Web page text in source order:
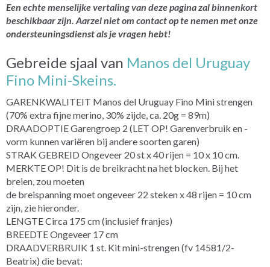
Een echte menselijke vertaling van deze pagina zal binnenkort
beschikbaar zijn. Aarzel niet om contact op te nemen met onze
ondersteuningsdienst als je vragen hebt!
Gebreide sjaal van Manos del Uruguay
Fino Mini-Skeins.
GARENKWALITEIT Manos del Uruguay Fino Mini strengen
(70% extra fijne merino, 30% zijde, ca. 20g = 89m)
DRAADOPTIE Garengroep 2 (LET OP! Garenverbruik en -
vorm kunnen variëren bij andere soorten garen)
STRAK GEBREID Ongeveer 20 st x 40 rijen = 10 x 10 cm.
MERKTE OP! Dit is de breikracht na het blocken. Bij het
breien, zou moeten
de breispanning moet ongeveer 22 steken x 48 rijen = 10 cm
zijn, zie hieronder.
LENGTE Circa 175 cm (inclusief franjes)
BREEDTE Ongeveer 17 cm
DRAADVERBRUIK 1 st. Kit mini-strengen (fv 14581/2-
Beatrix) die bevat: